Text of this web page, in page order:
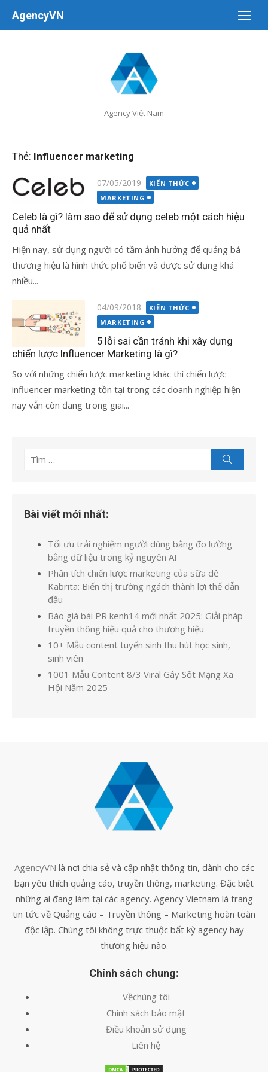
Agency Việt Nam
AgencyVN
Thẻ: Influencer marketing
Đăng
vào
07/05/2019
KIẾN THỨC
MARKETING
Celeb là gì? làm sao để sử dụng celeb một cách hiệu
quả nhất
Hiện nay, sử dụng người có tầm ảnh hưởng để quảng bá
thương hiệu là hình thức phổ biến và được sử dụng khá
nhiều...
Đăng
vào
04/09/2018
KIẾN THỨC
MARKETING
5 lỗi sai cần tránh khi xây dựng
chiến lược Influencer Marketing là gì?
So với những chiến lược marketing khác thì chiến lược
influencer marketing tồn tại trong các doanh nghiệp hiện
nay vẫn còn đang trong giai...
Tìm
kiếm
Bài viết mới nhất:
Tối ưu trải nghiệm người dùng bằng đo lường
bằng dữ liệu trong kỷ nguyên AI
Phân tích chiến lược marketing của sữa dê
Kabrita: Biến thị trường ngách thành lợi thế dẫn
đầu
Báo giá bài PR kenh14 mới nhất 2025: Giải pháp
truyền thông hiệu quả cho thương hiệu
10+ Mẫu content tuyển sinh thu hút học sinh,
sinh viên
1001 Mẫu Content 8/3 Viral Gây Sốt Mạng Xã
Hội Năm 2025
AgencyVN là nơi chia sẻ và cập nhật thông tin, dành cho các
bạn yêu thích quảng cáo, truyền thông, marketing. Đặc biệt
những ai đang làm tại các agency. Agency Vietnam là trang
tin tức về Quảng cáo – Truyền thông – Marketing hoàn toàn
độc lập. Chúng tôi không trực thuộc bất kỳ agency hay
thương hiệu nào.
Chính sách chung:
Vềchúng tôi
Chính sách bảo mật
Điều khoản sử dụng
Liên hệ